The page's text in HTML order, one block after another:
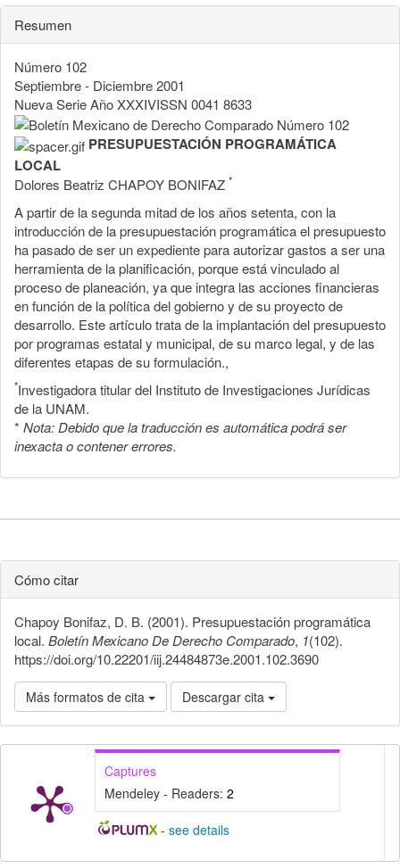
Resumen
Número 102
Septiembre - Diciembre 2001
Nueva Serie Año XXXIVISSN 0041 8633
PRESUPUESTACIÓN PROGRAMÁTICA
LOCAL
Dolores Beatriz CHAPOY BONIFAZ *
A partir de la segunda mitad de los años setenta, con la
introducción de la presupuestación programática el presupuesto
ha pasado de ser un expediente para autorizar gastos a ser una
herramienta de la planificación, porque está vinculado al
proceso de planeación, ya que integra las acciones financieras
en función de la política del gobierno y de su proyecto de
desarrollo. Este artículo trata de la implantación del presupuesto
por programas estatal y municipal, de su marco legal, y de las
diferentes etapas de su formulación.,
*Investigadora titular del Instituto de Investigaciones Jurídicas
de la UNAM.
* Nota: Debido que la traducción es automática podrá ser
inexacta o contener errores.
Cómo citar
Chapoy Bonifaz, D. B. (2001). Presupuestación programática
local. Boletín Mexicano De Derecho Comparado, 1(102).
https://doi.org/10.22201/iij.24484873e.2001.102.3690
Más formatos de cita Descargar cita
Captures
Mendeley - Readers: 2
- see details